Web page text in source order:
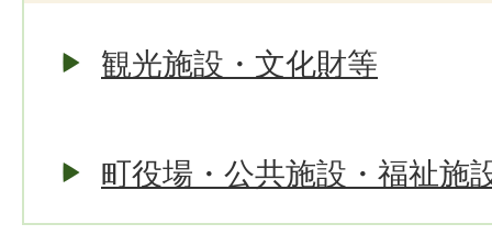
観光施設・文化財等
町役場・公共施設・福祉施